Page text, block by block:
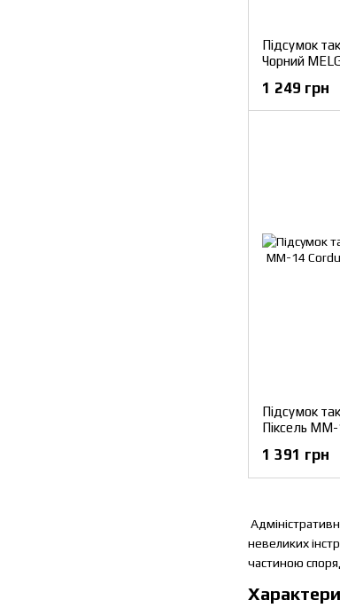
невеликих
частиною
Підсумок
Чорний
1 249 грн
Підсумок
Піксель ММ-
1 391 грн